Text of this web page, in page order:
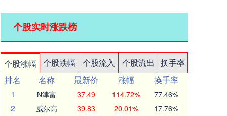
个股实时涨跌榜
个股涨幅 个股跌幅 个股流入 个股流出
换手率
排名
名称 最新价 涨幅
换手率
1
N津富 37.49 114.72% 77.46%
2 威尔高 39.83 20.01% 17.76%